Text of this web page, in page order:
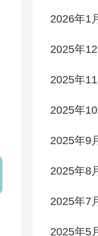
2026年1
2025年12
2025年11
2025年10
2025年9
2025年8
2025年7
2025年5